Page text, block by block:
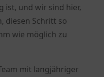
ist, und wir sind hier,
diesen Schritt so
wie möglich zu
mit langjähriger